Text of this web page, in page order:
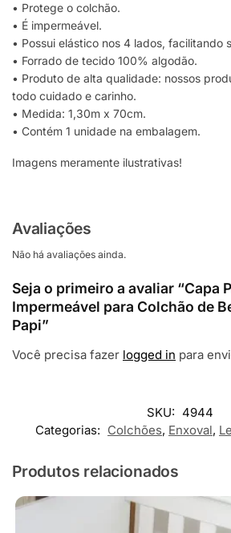
• Protege o colchão.
• É impermeável.
• Possui elástico nos 4 lados, facilitando
• Forrado de tecido 100% algodão.
• Produto de alta qualidade: nossos
todo cuidado e carinho.
• Medida: 1,30m x 70cm.
• Contém 1 unidade na embalagem.
Imagens meramente ilustrativas!
Avaliações
Não há avaliações ainda.
Seja o primeiro a avaliar “Capa
Impermeável para Colchão de
Papi”
Você precisa fazer logged in para
SKU: 4944
Categorias: Colchões, Enxoval,
Produtos relacionados